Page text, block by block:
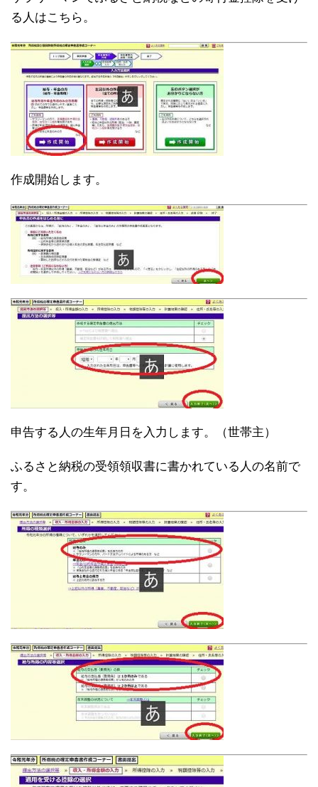
る人はこちら。
作成開始します。
申告する人の生年月日を入力します。（世帯主）
ふるさと納税の受領領収書に書かれている人の名前で
す。